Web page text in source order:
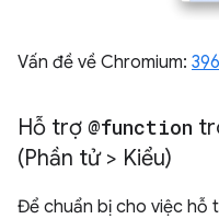
Vấn đề về Chromium:
Hỗ trợ @function
(Phần tử > Kiểu)
Để chuẩn bị cho việc hỗ